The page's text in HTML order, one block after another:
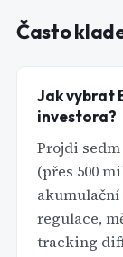
Často
Jak vybrat
investora?
Projdi
(přes 500
akumulační
regulace,
tracking